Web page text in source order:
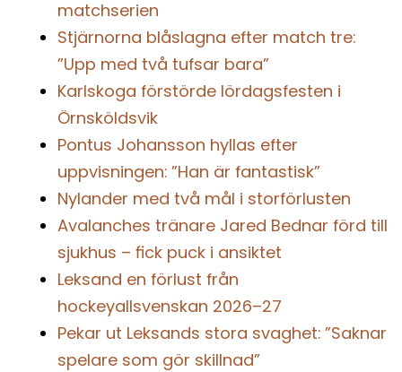
matchserien
Stjärnorna blåslagna efter match tre:
”Upp med två tufsar bara”
Karlskoga förstörde lördagsfesten i
Örnsköldsvik
Pontus Johansson hyllas efter
uppvisningen: ”Han är fantastisk”
Nylander med två mål i storförlusten
Avalanches tränare Jared Bednar förd till
sjukhus – fick puck i ansiktet
Leksand en förlust från
hockeyallsvenskan 2026–27
Pekar ut Leksands stora svaghet: ”Saknar
spelare som gör skillnad”